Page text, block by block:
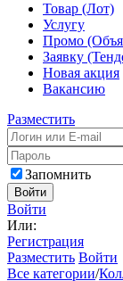
Товар (Лот)
Услугу
Промо
Заявку
Новая акция
Вакансию
Разместить
Запомнить
Войти
Войти
Или:
Регистрация
Разместить Войти
Все категории/